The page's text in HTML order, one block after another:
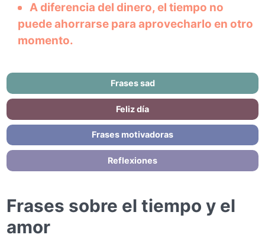
A diferencia del dinero, el tiempo no
puede ahorrarse para aprovecharlo en otro
momento.
Frases sad
Feliz día
Frases motivadoras
Reflexiones
Frases sobre el tiempo y el
amor